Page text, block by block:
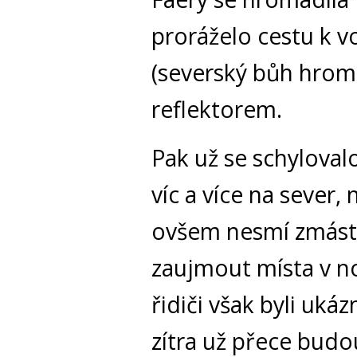
proráželo cestu k
(severský bůh
reflektorem.
Pak už se
víc a více na sever,
ovšem nesmí
zaujmout místa v
řidiči však byli
zítra už přece